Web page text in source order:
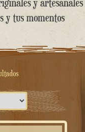
y artesanales
y tus momentos